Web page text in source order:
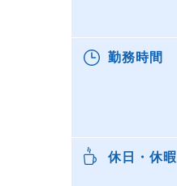
勤務時間
休日・休暇